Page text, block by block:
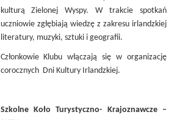
kulturą Zielonej Wyspy. W trakcie spotkań
uczniowie zgłębiają wiedzę z zakresu irlandzkiej
literatury, muzyki, sztuki i geografii.
Członkowie Klubu włączają się w organizację
corocznych Dni Kultury Irlandzkiej.
Szkolne Koło Turystyczno- Krajoznawcze –